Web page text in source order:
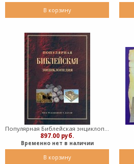
В корзину
897.00 руб.
Временно нет в наличии
В корзину